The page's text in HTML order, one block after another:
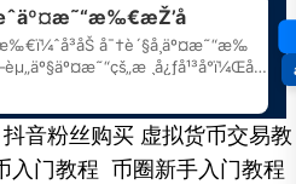
抖音粉丝购买虚拟货币交易教
入门教程 币圈新手入门教程